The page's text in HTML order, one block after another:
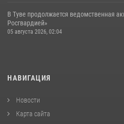
В Туве продолжается ведомственная
Росгвардией»
05 августа 2026, 02:04
НАВИГАЦИЯ
Новости
Карта сайта